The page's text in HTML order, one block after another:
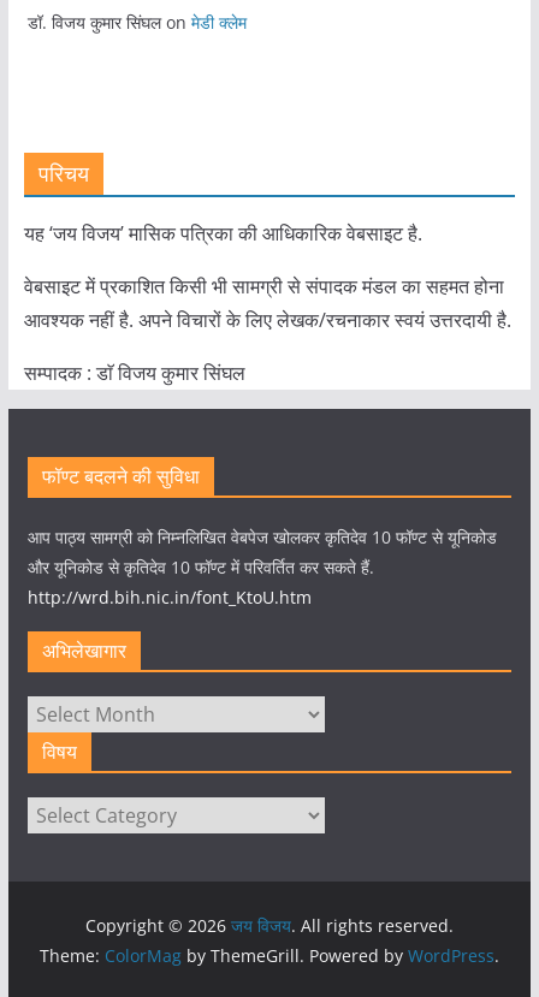
डॉ. विजय कुमार सिंघलon मेडी क्लेम
परिचय
यह ‘जय विजय’ मासिक पत्रिका की आधिकारिक वेबसाइट है.
वेबसाइट में प्रकाशित किसी भी सामग्री से संपादक मंडल का सहमत होना
आवश्यक नहीं है. अपने विचारों के लिए लेखक/रचनाकार स्वयं उत्तरदायी है.
सम्पादक : डाॅ विजय कुमार सिंघल
फॉण्ट बदलने की सुविधा
आप पाठ्य सामग्री को निम्नलिखित वेबपेज खोलकर कृतिदेव 10 फॉण्ट से यूनिकोड
और यूनिकोड से कृतिदेव 10 फॉण्ट में परिवर्तित कर सकते हैं.
http://wrd.bih.nic.in/font_KtoU.htm
अभिलेखागार
अभिलेखागार
विषय
विषय
Copyright © 2026 जय विजय. All rights reserved.
Theme: ColorMagby ThemeGrill. Powered by WordPress.